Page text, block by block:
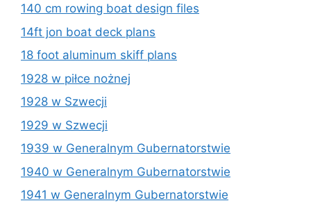
140 cm rowing boat design files
14ft jon boat deck plans
18 foot aluminum skiff plans
1928 w piłce nożnej
1928 w Szwecji
1929 w Szwecji
1939 w Generalnym Gubernatorstwie
1940 w Generalnym Gubernatorstwie
1941 w Generalnym Gubernatorstwie